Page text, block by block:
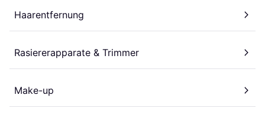
Haarentfernung
Rasiererapparate & Trimmer
Make-up